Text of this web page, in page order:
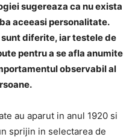
sugereaza ca nu exista
aceeasi personalitate.
diferite, iar testele de
pentru a se afla anumite
observabil al
au aparut in anul 1920 si
sprijin in selectarea de